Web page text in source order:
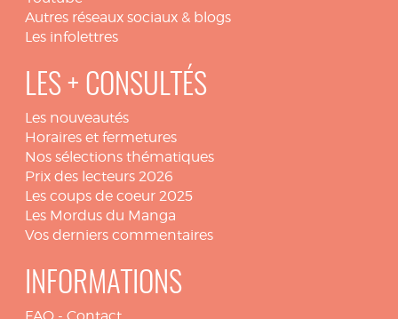
Autres réseaux sociaux & blogs
Les infolettres
LES + CONSULTÉS
Les nouveautés
Horaires et fermetures
Nos sélections thématiques
Prix des lecteurs 2026
Les coups de coeur 2025
Les Mordus du Manga
Vos derniers commentaires
INFORMATIONS